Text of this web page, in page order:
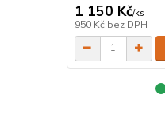
1 150 Kč/ks
950 Kč bez DPH